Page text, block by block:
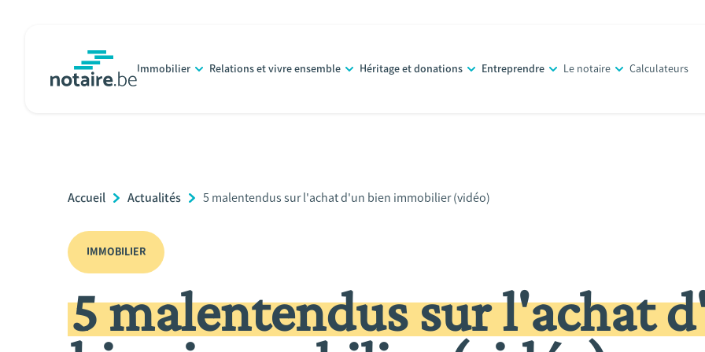
principal
Immobilier Relations et vivre ensemble Héritage et donations Entreprendre Le notaire Calculateurs
Breadcrumb
Accueil Actualités
Current
5 malentendus sur l'achat d'un bien immobilier (vidéo)
IMMOBILIER
5 malentendus sur l'achat